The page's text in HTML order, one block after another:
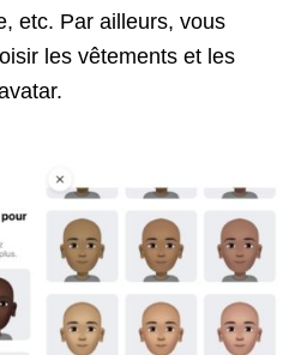
etc. Par ailleurs, vous
les vêtements et les